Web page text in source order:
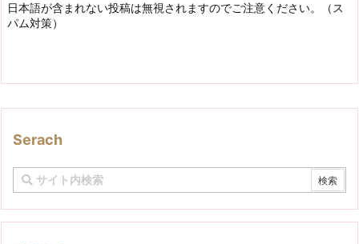
日本語が含まれない投稿は無視されますのでご注意ください。（ス
パム対策）
Serach